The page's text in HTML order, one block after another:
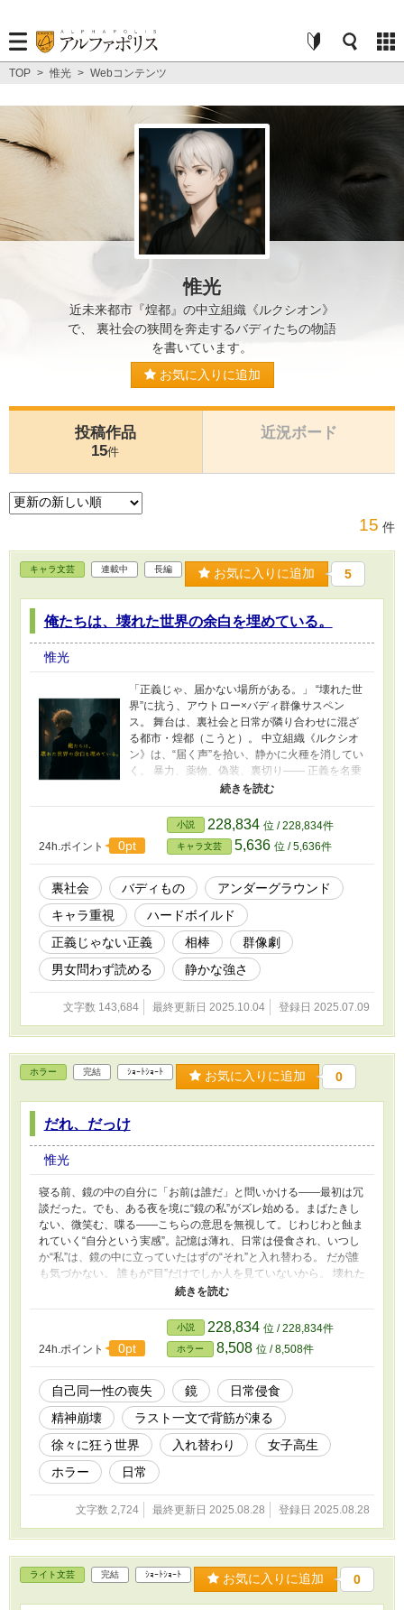
TOP > 惟光 > Webコンテンツ
惟光
近未来都市『煌都』の中立組織《ルクシオン》
で、 裏社会の狭間を奔走するバディたちの物語
を書いています。
お気に入りに追加
投稿作品
15件
近況ボード
15 件
キャラ文芸 連載中 長編 お気に入りに追加 5
俺たちは、壊れた世界の余白を埋めている。
惟光
「正義じゃ、届かない場所がある。」 “壊れた世
界”に抗う、アウトロー×バディ群像サスペン
ス。 舞台は、裏社会と日常が隣り合わせに混ざ
る都市・煌都（こうと）。 中立組織《ルクシオ
ン》は、“届く声”を拾い、静かに火種を消してい
く。 暴力、薬物、偽装、裏切り―― 正義を名乗
らぬ彼らの“処理”は、常に命がけ。 ある薬物事
相棒の隣でしか立てない現実を突きつける。 こ
れは、 “誰よりも痛みに鈍くなりたかった
男”が、 それでも痛みに触れてしまう物語。 声な
き声を拾う者たちの、 「間に合わせる」ための
闘いの記録。 正義を名乗らず、それでも、今日
もまた―― ひとつでも、誰かを救うために。
24h.ポイント 0pt
小説 228,834 位 / 228,834件
キャラ文芸 5,636 位 / 5,636件
裏社会 バディもの
アンダーグラウンド
キャラ重視
ハードボイルド
正義じゃない正義
相棒
群像劇
男女問わず読める
静かな強さ
文字数 143,684 最終更新日 2025.10.04 登録日 2025.07.09
ホラー 完結 ｼｮｰﾄｼｮｰﾄ お気に入りに追加 0
だれ、だっけ
惟光
寝る前、鏡の中の自分に「お前は誰だ」と問いかける――最初は冗
談だった。でも、ある夜を境に“鏡の私”がズレ始める。まばたきし
ない、微笑む、喋る――こちらの意思を無視して。じわじわと蝕ま
れていく“自分という実感”。記憶は薄れ、日常は侵食され、いつし
か“私”は、鏡の中に立っていたはずの“それ”と入れ替わる。 だが誰
も気づかない。 誰もが“目”だけでしか人を見ていないから。 壊れた
のは自分か、世界か。 ――次に入れ替わるのは、あなたかもしれ
24h.ポイント 0pt
小説 228,834 位 / 228,834件
ホラー 8,508 位 / 8,508件
自己同一性の喪失 鏡
日常侵食
精神崩壊
ラスト一文で背筋が凍る
徐々に狂う世界
入れ替わり
女子高生
ホラー
日常
文字数 2,724 最終更新日 2025.08.28 登録日 2025.08.28
ライト文芸 完結 ｼｮｰﾄｼｮｰﾄ お気に入りに追加 0